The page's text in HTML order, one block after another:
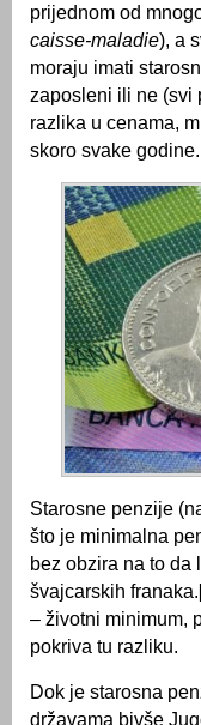
prijednom od
caisse-maladie), a
moraju imati
zaposleni ili ne (svi
razlika u cenama,
skoro svake godine.
Starosne penzije
što je minimalna
bez obzira na to
švajcarskih franaka.
– životni minimum,
pokriva tu razliku.
Dok je starosna
državama bivše